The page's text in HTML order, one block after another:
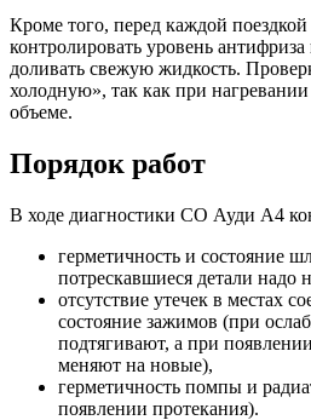
Кроме того, перед каждой поездкой
контролировать уровень
доливать свежую жидкость.
холодную», так как при
объеме.
Порядок работ
В ходе диагностики СО Ауди А4
герметичность и состояние
потрескавшиеся детали надо
отсутствие утечек в местах
состояние зажимов (при
подтягивают, а при
меняют на новые),
герметичность помпы и
появлении протекания).